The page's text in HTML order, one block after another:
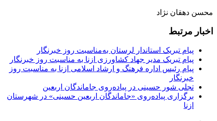
محسن دهقان نژاد
اخبار مرتبط
پیام تبریک استاندار لرستان به‌مناسبت روز خبرنگار
پیام تبریک مدیر جهاد کشاورزی ازنا به مناسبت روز خبرنگار
پیام رئیس اداره فرهنگ و ارشاد اسلامی ازنا به مناسبت روز
خبرنگار
تجلی شور حسینی در پیاده‌روی جاماندگان اربعین
برگزاری پیاده‌روی «جاماندگان اربعین حسینی» در شهرستان
ازنا